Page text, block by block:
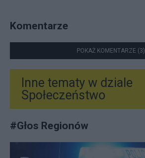
Komentarze
POKAŻ KOMENTARZE (3)
Inne tematy w dziale
Społeczeństwo
#Głos Regionów